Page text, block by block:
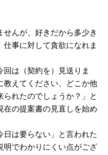
んが、好きだから多少き
事に対して貪欲になれま
は（契約を）見送りま
教えてください、どこか他
れたのでしょうか？」と
在の提案書の見直しを始め
は要らない」と言われた
明でわかりにくい点がござ